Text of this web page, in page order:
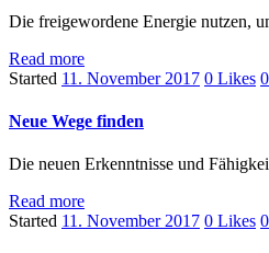
Die freigewordene Energie nutzen,
Read more
Started 11. November 2017 0 Likes 0
Neue Wege finden
Die neuen Erkenntnisse und
Read more
Started 11. November 2017 0 Likes 0